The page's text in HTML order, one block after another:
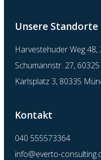
Unsere Standorte
Harvestehuder Weg
Schumannstr. 27,
Karlsplatz 3, 80335
Kontakt
040 555573364
info@everto-